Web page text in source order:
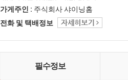
인테리어 샤이닝홈입니다.
가게주인 : 주식회사 샤이닝홈
전화 및 택배정보
필수정보